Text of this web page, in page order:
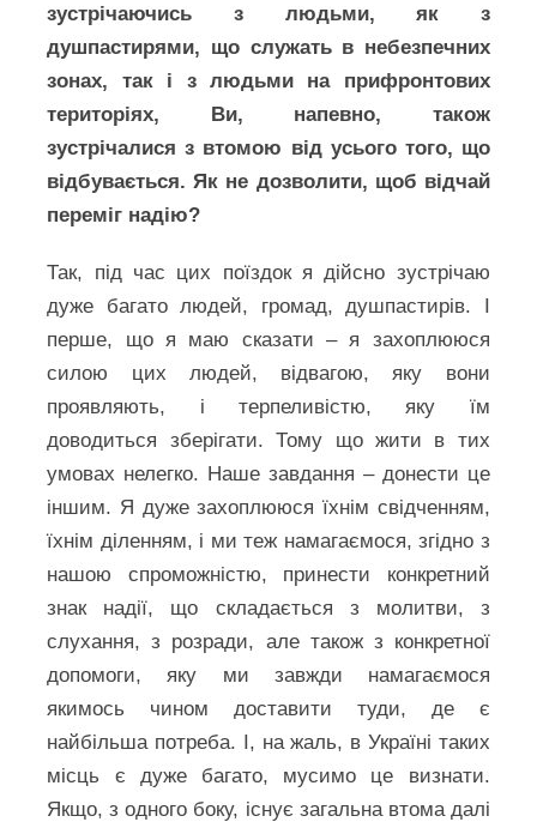
зустрічаючись з людьми, як з
душпастирями, що служать в небезпечних
зонах, так і з людьми на прифронтових
територіях, Ви, напевно, також
зустрічалися з втомою від усього того, що
відбувається. Як не дозволити, щоб відчай
переміг надію?
Так, під час цих поїздок я дійсно зустрічаю
дуже багато людей, громад, душпастирів. І
перше, що я маю сказати – я захоплююся
силою цих людей, відвагою, яку вони
проявляють, і терпеливістю, яку їм
доводиться зберігати. Тому що жити в тих
умовах нелегко. Наше завдання – донести це
іншим. Я дуже захоплююся їхнім свідченням,
їхнім діленням, і ми теж намагаємося, згідно з
нашою спроможністю, принести конкретний
знак надії, що складається з молитви, з
слухання, з розради, але також з конкретної
допомоги, яку ми завжди намагаємося
якимось чином доставити туди, де є
найбільша потреба. І, на жаль, в Україні таких
місць є дуже багато, мусимо це визнати.
Якщо, з одного боку, існує загальна втома далі